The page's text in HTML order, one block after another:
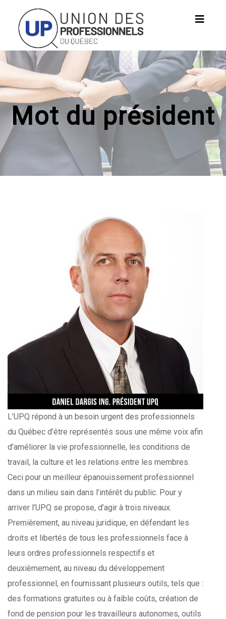
Mot du président
L’UPQ répond à un besoin urgent des professionnels
du Québec d’être représentés sous une même voix afin
d’améliorer la vie professionnelle, les conditions de
travail, la culture et les relations entre les membres.
Ceci pour un meilleur épanouissement professionnel
dans un milieu sain dans l’intérêt du public. Pour y
arriver l’UPQ se propose, d’agir à trois niveaux.
Premièrement, au niveau juridique, en défendant les
droits et libertés de tous les professionnels face à
leurs ordres professionnels respectifs et
deuxièmement, au niveau du développement
professionnel, en fournissant plusieurs outils, tels que :
des formations gratuites ou à faible coûts, création de
fond de pension pour les travailleurs autonomes, outils